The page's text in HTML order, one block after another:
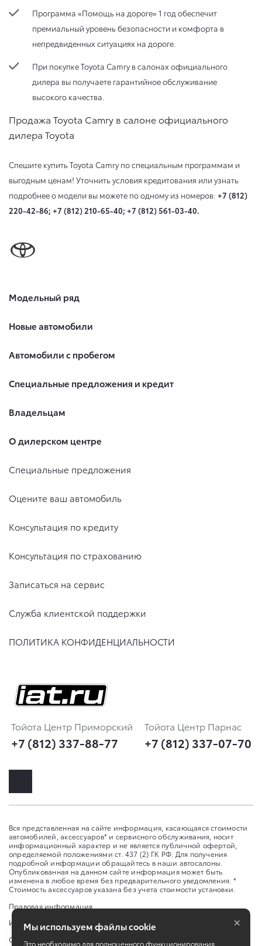
Программа «Помощь на дороге» 1 год обеспечит
премиальный уровень безопасности и комфорта в
непредвиденных ситуациях на дороге.
При покупке Toyota Camry в салонах официального
дилера вы получаете гарантийное обслуживание
высокого качества.
Продажа Toyota Camry в салоне официального
дилера Toyota
Спешите купить Toyota Camry по специальным программам и
выгодным ценам! Уточнить условия кредитования или узнать
подробнее о модели вы можете по одному из номеров: +7 (812)
220-42-86; +7 (812) 210-65-40; +7 (812) 561-03-40.
Модельный ряд
Новые автомобили
Автомобили с пробегом
Специальные предложения и кредит
Владельцам
О дилерском центре
Специальные предложения
Оцените ваш автомобиль
Консультация по кредиту
Консультация по страхованию
Записаться на сервис
Служба клиентской поддержки
ПОЛИТИКА КОНФИДЕНЦИАЛЬНОСТИ
Тойота Центр Приморский
+7 (812) 337-88-77
Тойота Центр Парнас
+7 (812) 337-07-70
Вся представленная на сайте информация, касающаяся стоимости
автомобилей, аксессуаров* и сервисного обслуживания, носит
информационный характер и не является публичной офертой,
определяемой положениями ст. 437 (2) ГК РФ. Для получения
подробной информации обращайтесь в наши автосалоны.
Опубликованная на данном сайте информация может быть
изменена в любое время без предварительного уведомления. *
Стоимость аксессуаров указана без учета стоимости установки.
Правовая информация
Изменить настройку cookies
Сбросить cookie
Мы используем файлы cookie
Это необходимо для полноценного функционирования
×